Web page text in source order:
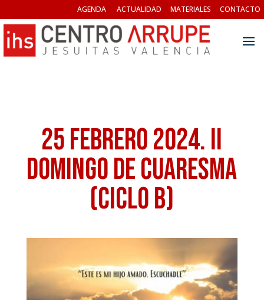
AGENDA ACTUALIDAD MATERIALES CONTACTO
25 FEBRERO 2024. II
Domingo de Cuaresma
(Ciclo B)